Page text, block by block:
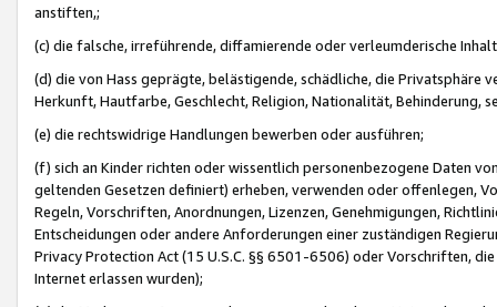
anstiften,;
(c) die falsche, irreführende, diffamierende oder verleumderische
(d) die von Hass geprägte, belästigende, schädliche, die Privatsphäre
Herkunft, Hautfarbe, Geschlecht, Religion, Nationalität, Behinderung,
(e) die rechtswidrige Handlungen bewerben oder ausführen;
(f) sich an Kinder richten oder wissentlich personenbezogene Daten
geltenden Gesetzen definiert) erheben, verwenden oder offenlegen,
Regeln, Vorschriften, Anordnungen, Lizenzen, Genehmigungen,
Entscheidungen oder andere Anforderungen einer zuständigen
Privacy Protection Act (15 U.S.C. §§ 6501-6506) oder Vorschriften,
Internet erlassen wurden);